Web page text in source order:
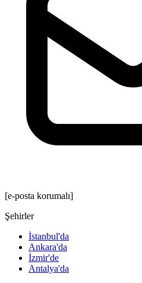
[e-posta korumalı]
Şehirler
İstanbul'da
Ankara'da
İzmir'de
Antalya'da